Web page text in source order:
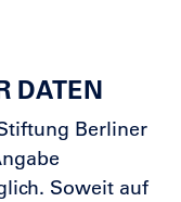
DATEN
Berliner
Soweit auf